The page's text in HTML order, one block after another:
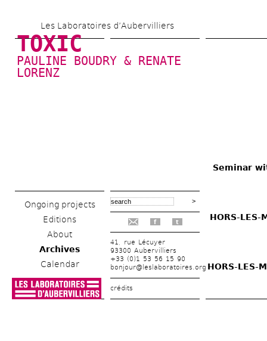
to
main
content
Les Laboratoires d’Aubervilliers
TOXIC
PAULINE BOUDRY & RENATE
LORENZ
Ongoing projects
Editions
About
Archives
Calendar
f t
41, rue Lécuyer
93300 Aubervilliers
+33 (0)1 53 56 15 90
bonjour@leslaboratoires.org
crédits
Seminar
HORS-
HORS-